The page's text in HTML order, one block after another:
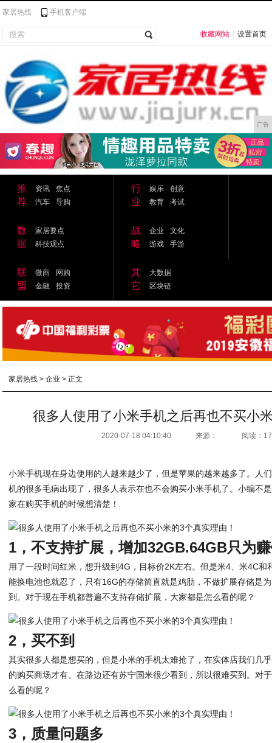
家居热线 手机客户端
收藏网站 设置首页
广告
推
荐
资讯
焦点
汽车
导购
行
业
娱乐
创意
教育
考试
数
据
家居要点
科技观点
战
略
企业
文化
游戏
手游
联
盟
微商
网购
金融
投资
其
它
大数据
区块链
家居热线 >企业 > 正文
很多人使用了小米手机之后再也不买小
2020-07-18 04:10:40 来源： 阅读：
小米手机现在身边使用的人越来越少了，但是苹果的越来越多了。人
机的很多毛病出现了，很多人表示在也不会购买小米手机了。小编不
家在购买手机的时候想清楚！
1，不支持扩展，增加32GB.64GB只为
用了一段时间红米，想升级到4G，目标价2K左右。但是米4、米4C
能换电池也就忍了，只有16G的存储简直就是鸡肋，不做扩展存储是
到。对于现在手机都普遍不支持存储扩展，大家都是怎么看的呢？
2，买不到
其实很多人都是想买的，但是小米的手机太难抢了，在实体店我们几
的购买商场才有。在路边还有苏宁国米很少看到，所以很难买到。对
么看的呢？
3，质量问题多